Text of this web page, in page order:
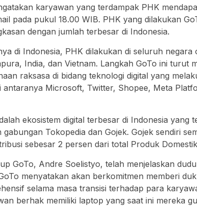
karyawan yang terdampak PHK
pada pukul 18.00 WIB. PHK yang dilakukan
dengan jumlah terbesar di Indonesia.
di Indonesia, PHK dilakukan di seluruh negara
India, dan Vietnam. Langkah GoTo ini turut
raksasa di bidang teknologi digital yang
antaranya Microsoft, Twitter, Shopee, Meta
ekosistem digital terbesar di Indonesia yang
gabungan Tokopedia dan Gojek. Gojek sendiri
sebesar 2 persen dari total Produk
GoTo, Andre Soelistyo, telah menjelaskan
menyatakan akan berkomitmen memberi
selama masa transisi terhadap para
berhak memiliki laptop yang saat ini mereka